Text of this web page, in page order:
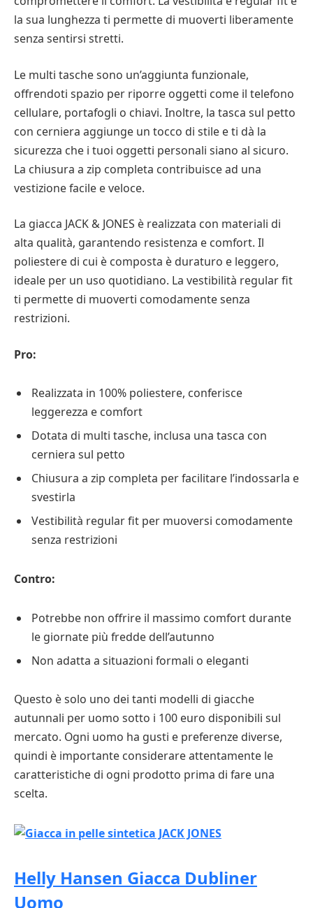
la sua lunghezza ti permette di muoverti liberamente
senza sentirsi stretti.
Le multi tasche sono un’aggiunta funzionale,
offrendoti spazio per riporre oggetti come il telefono
cellulare, portafogli o chiavi. Inoltre, la tasca sul petto
con cerniera aggiunge un tocco di stile e ti dà la
sicurezza che i tuoi oggetti personali siano al sicuro.
La chiusura a zip completa contribuisce ad una
vestizione facile e veloce.
La giacca JACK & JONES è realizzata con materiali di
alta qualità, garantendo resistenza e comfort. Il
poliestere di cui è composta è duraturo e leggero,
ideale per un uso quotidiano. La vestibilità regular fit
ti permette di muoverti comodamente senza
restrizioni.
Pro:
Realizzata in 100% poliestere, conferisce
leggerezza e comfort
Dotata di multi tasche, inclusa una tasca con
cerniera sul petto
Chiusura a zip completa per facilitare l’indossarla e
svestirla
Vestibilità regular fit per muoversi comodamente
senza restrizioni
Contro:
Potrebbe non offrire il massimo comfort durante
le giornate più fredde dell’autunno
Non adatta a situazioni formali o eleganti
Questo è solo uno dei tanti modelli di giacche
autunnali per uomo sotto i 100 euro disponibili sul
mercato. Ogni uomo ha gusti e preferenze diverse,
quindi è importante considerare attentamente le
caratteristiche di ogni prodotto prima di fare una
scelta.
Helly Hansen Giacca Dubliner
Uomo